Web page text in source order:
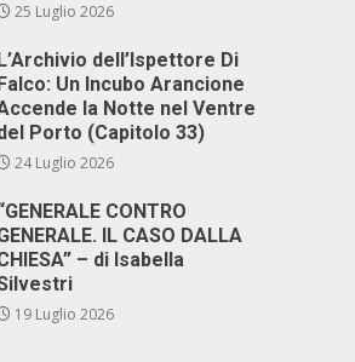
25 Luglio 2026
dell’Ispettore Di
Un Incubo Arancione
la Notte nel Ventre
Porto (Capitolo 33)
24 Luglio 2026
CONTRO
IL CASO DALLA
– di Isabella
19 Luglio 2026